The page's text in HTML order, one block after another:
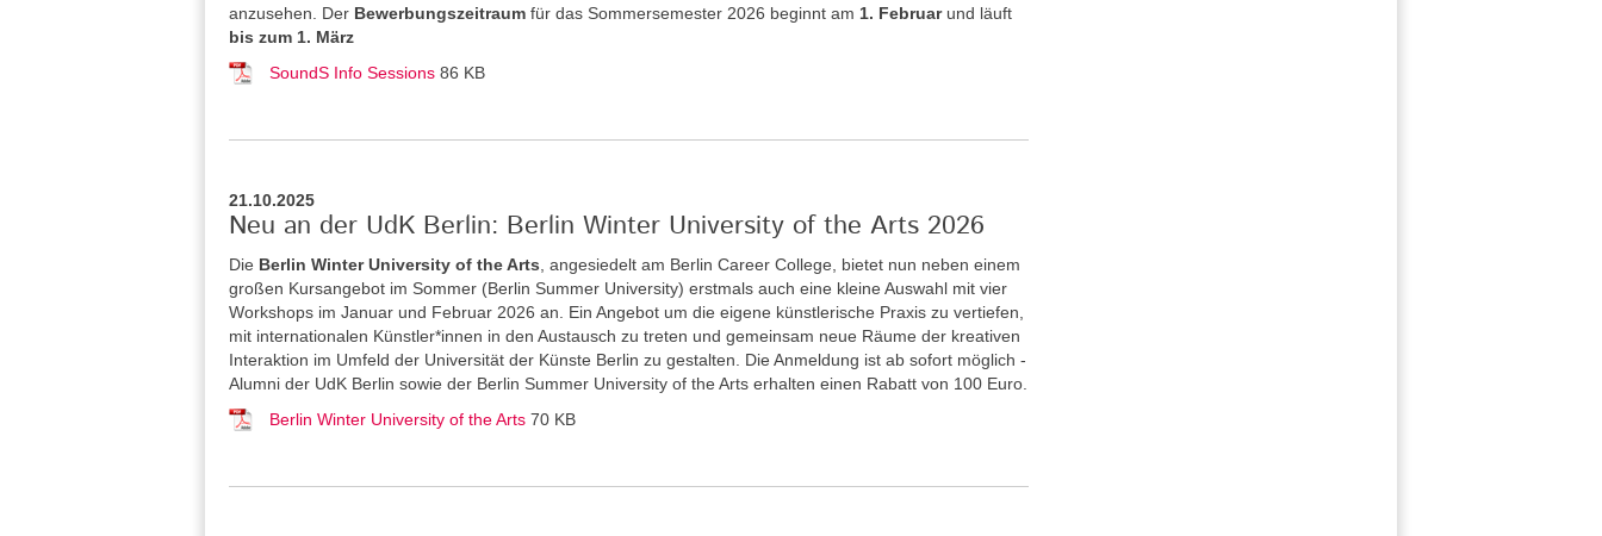
anzusehen. Der Bewerbungszeitraum für das Sommersemester 2026 beginnt am 1. Februar und läuft
bis zum 1. März
SoundS Info Sessions 86 KB
21.10.2025
Neu an der UdK Berlin: Berlin Winter University of the Arts 2026
Die Berlin Winter University of the Arts , angesiedelt am Berlin Career College, bietet nun neben einem
großen Kursangebot im Sommer (Berlin Summer University) erstmals auch eine kleine Auswahl mit vier
Workshops im Januar und Februar 2026 an. Ein Angebot um die eigene künstlerische Praxis zu vertiefen,
mit internationalen Künstler*innen in den Austausch zu treten und gemeinsam neue Räume der kreativen
Interaktion im Umfeld der Universität der Künste Berlin zu gestalten. Die Anmeldung ist ab sofort möglich -
Alumni der UdK Berlin sowie der Berlin Summer University of the Arts erhalten einen Rabatt von 100 Euro.
Berlin Winter University of the Arts 70 KB